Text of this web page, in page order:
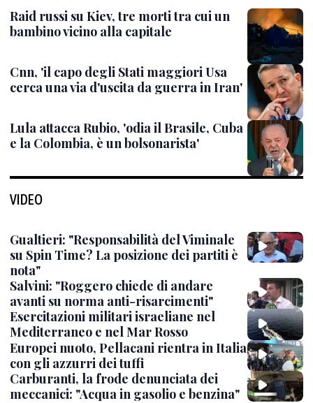
Raid russi su Kiev, tre morti tra cui un
bambino vicino alla capitale
Cnn, 'il capo degli Stati maggiori Usa
cerca una via d'uscita da guerra in Iran'
Lula attacca Rubio, 'odia il Brasile, Cuba
e la Colombia, è un bolsonarista'
VIDEO
Gualtieri: "Responsabilità del Viminale
su Spin Time? La posizione dei partiti è
nota"
Salvini: "Roggero chiede di andare
avanti su norma anti-risarcimenti"
Esercitazioni militari israeliane nel
Mediterraneo e nel Mar Rosso
Europei nuoto, Pellacani rientra in Italia
con gli azzurri dei tuffi
Carburanti, la frode denunciata dei
meccanici: "Acqua in gasolio e benzina"